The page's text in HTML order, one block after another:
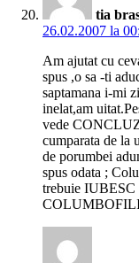
tia
26.02.2007 la
Am ajutat cu
spus ,o sa -ti
saptamana i-mi
inelat,am
vede
cumparata de la
de porumbei
spus odata ;
trebuie